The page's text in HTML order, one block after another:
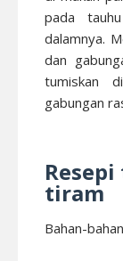
pada
dalamnya.
dan
tumiskan
gabungan
tiram
Bahan-